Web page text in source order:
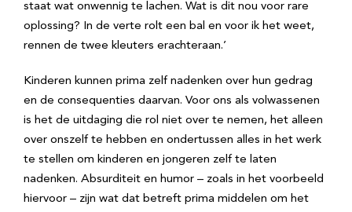
staat wat onwennig te lachen. Wat is dit nou voor rare
oplossing? In de verte rolt een bal en voor ik het weet,
rennen de twee kleuters erachteraan.’
Kinderen kunnen prima zelf nadenken over hun gedrag
en de consequenties daarvan. Voor ons als volwassenen
is het de uitdaging die rol niet over te nemen, het alleen
over onszelf te hebben en ondertussen alles in het werk
te stellen om kinderen en jongeren zelf te laten
nadenken. Absurditeit en humor – zoals in het voorbeeld
hiervoor – zijn wat dat betreft prima middelen om het